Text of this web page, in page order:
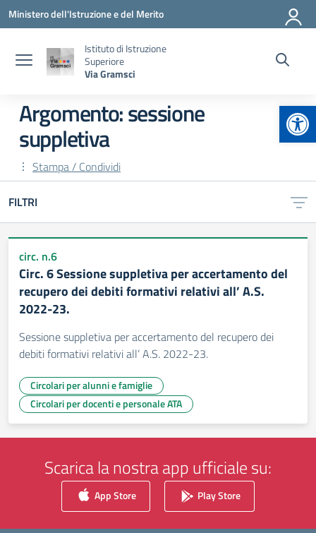
Vai ai contenuti
Vai al menu di navigazione
Vai al footer
Ministero dell'Istruzione e del Merito
Istituto di Istruzione
Superiore
Via Gramsci
Argomento: sessione
suppletiva
Stampa / Condividi
FILTRI
circ. n.6
Circ. 6 Sessione suppletiva per accertamento del
recupero dei debiti formativi relativi all’ A.S.
2022-23.
Sessione suppletiva per accertamento del recupero dei
debiti formativi relativi all’ A.S. 2022-23.
Circolari per alunni e famiglie
Circolari per docenti e personale ATA
Scarica la nostra app ufficiale su:
App Store Play Store